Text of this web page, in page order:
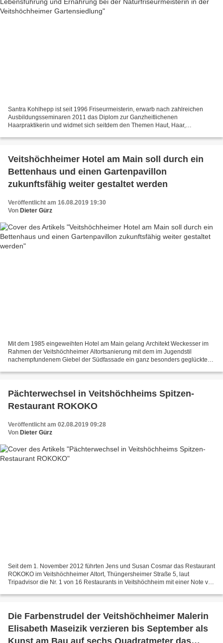
Santra Kohlhepp ist seit 1996 Friseurmeisterin, erwarb nach zahlreichen
Ausbildungsseminaren 2011 das Diplom zur Ganzheitlichenen
Haarpraktikerin und widmet sich seitdem den Themen Haut, Haar,
Pflanzenhaarfarben....
Veitshöchheimer Hotel am Main soll durch ein
Bettenhaus und einen Gartenpavillon
zukunftsfähig weiter gestaltet werden
Veröffentlicht am 16.08.2019 19:30
Von Dieter Gürz
Mit dem 1985 eingeweihten Hotel am Main gelang Architekt Weckesser im
Rahmen der Veitshöchheimer Altortsanierung mit dem im Jugendstil
nachempfundenem Giebel der Südfassade ein ganz besonders geglückter
Pächterwechsel in Veitshöchheims Spitzen-
Restaurant ROKOKO
Veröffentlicht am 02.08.2019 09:28
Von Dieter Gürz
Seit dem 1. November 2012 führten Jens und Susan Cosmar das Restaurant
ROKOKO im Veitshöchheimer Altort, Thüngersheimer Straße 5, laut
Tripadvisor die Nr. 1 von 16 Restaurants in Veitshöchheim mit einer Note von
Die Farbenstrudel der Veitshöchheimer Malerin
Elisabeth Maseizik verzieren bis September als
Kunst am Bau auf sechs Quadratmeter das